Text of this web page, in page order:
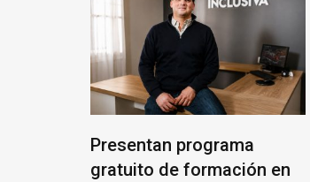
Presentan programa
gratuito de formación en